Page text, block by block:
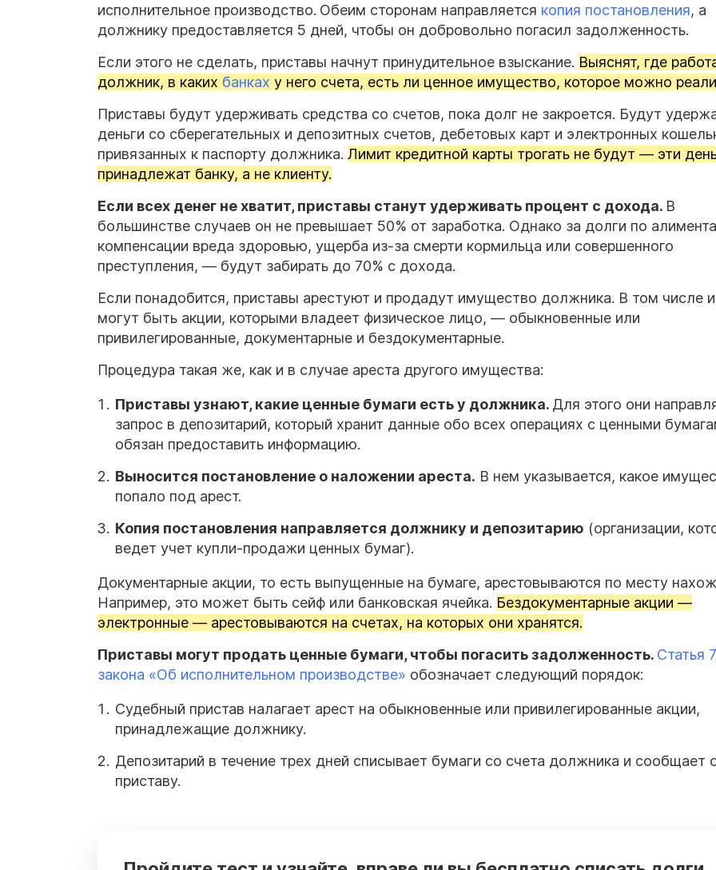
исполнительное производство. Обеим сторонам направляется копия постановления, а
должнику предоставляется 5 дней, чтобы он добровольно погасил задолженность.
Если этого не сделать, приставы начнут принудительное взыскание. Выяснят, где
должник, в каких банках у него счета, есть ли ценное имущество, которое можно
Приставы будут удерживать средства со счетов, пока долг не закроется. Будут
деньги со сберегательных и депозитных счетов, дебетовых карт и электронных
привязанных к паспорту должника. Лимит кредитной карты трогать не будут — эти
принадлежат банку, а не клиенту.
Если всех денег не хватит, приставы станут удерживать процент с дохода. В
большинстве случаев он не превышает 50% от заработка. Однако за долги по
компенсации вреда здоровью, ущерба из-за смерти кормильца или совершенного
преступления, — будут забирать до 70% с дохода.
Если понадобится, приставы арестуют и продадут имущество должника. В том числе
могут быть акции, которыми владеет физическое лицо, — обыкновенные или
привилегированные, документарные и бездокументарные.
Процедура такая же, как и в случае ареста другого имущества:
Приставы узнают, какие ценные бумаги есть у должника. Для этого они
запрос в депозитарий, который хранит данные обо всех операциях с ценными
обязан предоставить информацию.
Выносится постановление о наложении ареста. В нем указывается, какое
попало под арест.
Копия постановления направляется должнику и депозитарию (организации,
ведет учет купли-продажи ценных бумаг).
Документарные акции, то есть выпущенные на бумаге, арестовываются по месту
Например, это может быть сейф или банковская ячейка. Бездокументарные акции —
электронные — арестовываются на счетах, на которых они хранятся.
Приставы могут продать ценные бумаги, чтобы погасить задолженность. Статья
закона «Об исполнительном производстве» обозначает следующий порядок:
Судебный пристав налагает арест на обыкновенные или привилегированные акции,
принадлежащие должнику.
Депозитарий в течение трех дней списывает бумаги со счета должника и сообщает
приставу.